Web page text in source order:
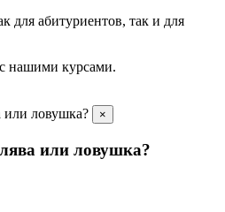
для абитуриентов, так и для
нашими курсами.
×
или ловушка?